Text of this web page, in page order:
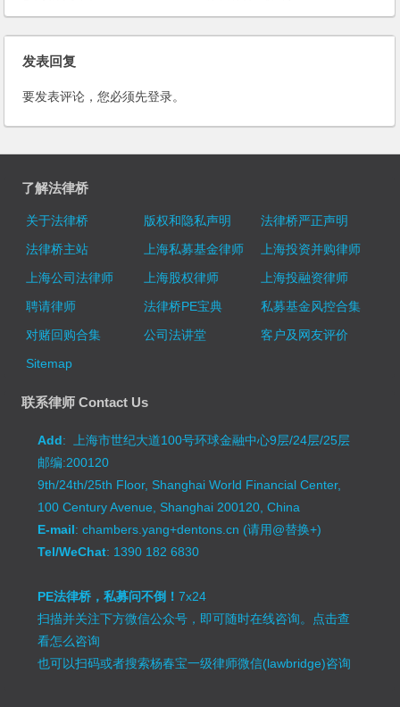
发表回复
要发表评论，您必须先登录。
了解法律桥
关于法律桥 版权和隐私声明
法律桥严正声明
法律桥主站
上海私募基金律师
上海投资并购律师
上海公司法律师
上海股权律师
上海投融资律师
聘请律师
法律桥PE宝典
私募基金风控合集
对赌回购合集
公司法讲堂
客户及网友评价
Sitemap
联系律师 Contact Us
Add: 上海市世纪大道100号环球金融中心9层/24层/25层
邮编:200120
9th/24th/25th Floor, Shanghai World Financial Center,
100 Century Avenue, Shanghai 200120, China
E-mail: chambers.yang+dentons.cn (请用@替换+)
Tel/WeChat: 1390 182 6830
PE法律桥，私募问不倒！7x24
扫描并关注下方微信公众号，即可随时在线咨询。 点击查
看怎么咨询
也可以扫码或者搜索杨春宝一级律师微信(lawbridge)咨询